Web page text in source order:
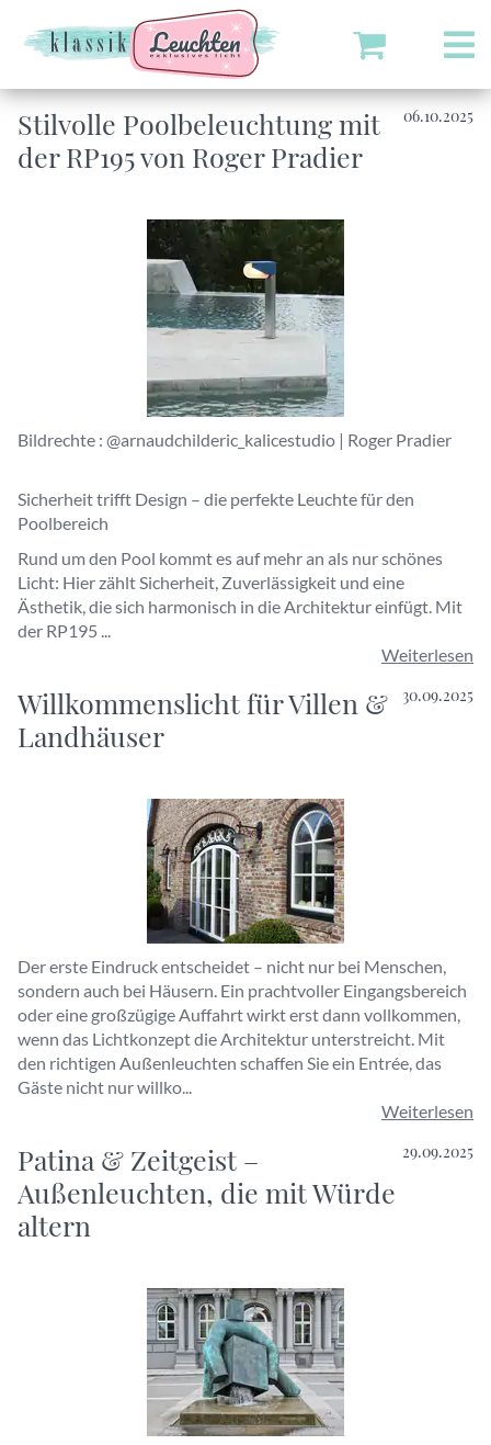
06.10.2025
Stilvolle Poolbeleuchtung mit
der RP195 von Roger Pradier
Bildrechte : @arnaudchilderic_kalicestudio | Roger Pradier
Sicherheit trifft Design – die perfekte Leuchte für den
Poolbereich
Rund um den Pool kommt es auf mehr an als nur schönes
Licht: Hier zählt Sicherheit, Zuverlässigkeit und eine
Ästhetik, die sich harmonisch in die Architektur einfügt. Mit
der RP195 ...
Weiterlesen
30.09.2025
Willkommenslicht für Villen &
Landhäuser
Der erste Eindruck entscheidet – nicht nur bei Menschen,
sondern auch bei Häusern. Ein prachtvoller Eingangsbereich
oder eine großzügige Auffahrt wirkt erst dann vollkommen,
wenn das Lichtkonzept die Architektur unterstreicht. Mit
den richtigen Außenleuchten schaffen Sie ein Entrée, das
Gäste nicht nur willko...
Weiterlesen
29.09.2025
Patina & Zeitgeist –
Außenleuchten, die mit Würde
altern